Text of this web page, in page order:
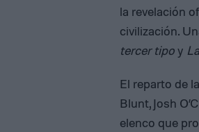
la revelación
civilización.
tercer tipoy
El reparto de
Blunt, Josh
elenco que